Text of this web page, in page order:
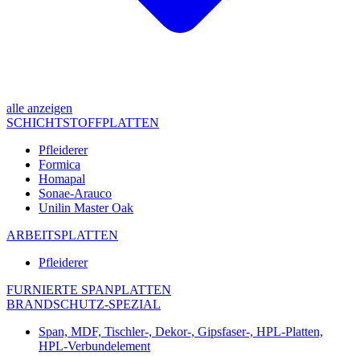
alle anzeigen
SCHICHTSTOFFPLATTEN
Pfleiderer
Formica
Homapal
Sonae-Arauco
Unilin Master Oak
ARBEITSPLATTEN
Pfleiderer
FURNIERTE SPANPLATTEN
BRANDSCHUTZ-SPEZIAL
Span, MDF, Tischler-, Dekor-, Gipsfaser-, HPL-Platten,
HPL-Verbundelement